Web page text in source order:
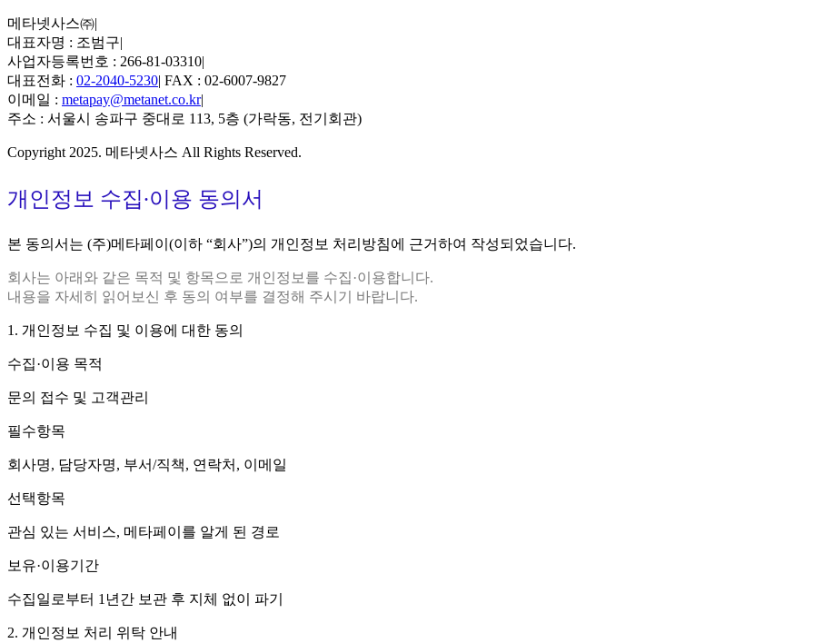
메타넷사스㈜|
대표자명 : 조범구|
사업자등록번호 : 266-81-03310|
대표전화 : 02-2040-5230| FAX : 02-6007-9827
이메일 : metapay@metanet.co.kr|
주소 : 서울시 송파구 중대로 113, 5층 (가락동, 전기회관)
Copyright 2025. 메타넷사스 All Rights Reserved.
개인정보 수집∙이용 동의서
본 동의서는 (주)메타페이(이하 “회사”)의 개인정보 처리방침에 근거하여 작성되었습니다.
회사는 아래와 같은 목적 및 항목으로 개인정보를 수집·이용합니다.
내용을 자세히 읽어보신 후 동의 여부를 결정해 주시기 바랍니다.
1. 개인정보 수집 및 이용에 대한 동의
수집·이용 목적
문의 접수 및 고객관리
필수항목
회사명, 담당자명, 부서/직책, 연락처, 이메일
선택항목
관심 있는 서비스, 메타페이를 알게 된 경로
보유·이용기간
수집일로부터 1년간 보관 후 지체 없이 파기
2. 개인정보 처리 위탁 안내